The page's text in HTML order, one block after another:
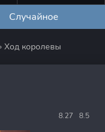
Случайное
Ход королевы
8.27 8.5